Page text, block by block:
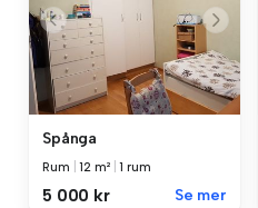
Spånga
Rum |12 m² |1 rum
5 000 kr Se mer